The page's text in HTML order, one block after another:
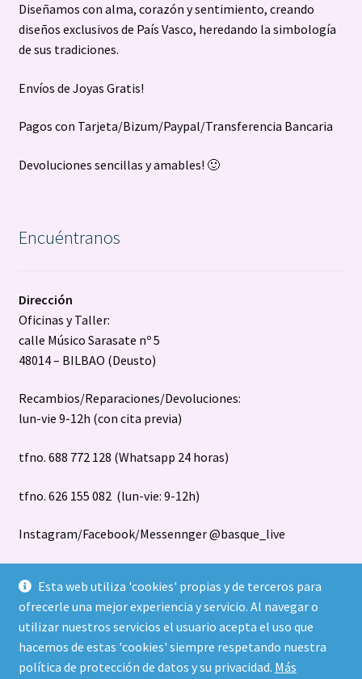
Esta web utiliza 'cookies' propias y de terceros para
ofrecerle una mejor experiencia y servicio. Al navegar o
utilizar nuestros servicios el usuario acepta el uso que
hacemos de estas 'cookies' siempre respetando nuestra
política de protección de datos y su privacidad. Más
Diseñamos con alma, corazón y sentimiento, creando
diseños exclusivos de País Vasco, heredando la simbología
de sus tradiciones.
Envíos de Joyas Gratis!
Pagos con Tarjeta/Bizum/Paypal/Transferencia Bancaria
Devoluciones sencillas y amables! 🙂
Encuéntranos
Dirección
Oficinas y Taller:
calle Músico Sarasate nº 5
48014 – BILBAO (Deusto)
Recambios/Reparaciones/Devoluciones:
lun-vie 9-12h (con cita previa)
tfno. 688 772 128 (Whatsapp 24 horas)
tfno. 626 155 082 (lun-vie: 9-12h)
Instagram/Facebook/Messennger @basque_live
© Basque Live S.L. todos los diseños registrados